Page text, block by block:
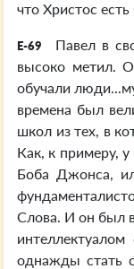
что Христос
E-69
Павел в
высоко метил.
обучали
времена был
школ из тех, в
Как, к примеру,
Боба Джонса,
Слова. И он был
однажды стать